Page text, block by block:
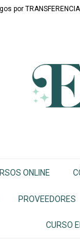
por
ONLINE
PROVEEDORES
CURSO